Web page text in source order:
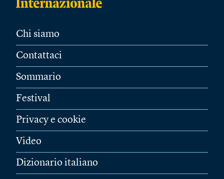
Chi siamo
Contattaci
Sommario
Festival
Privacy e cookie
Video
Dizionario italiano